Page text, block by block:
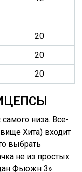
20
20
20
низа. Все-
Хита) входит
выбрать
не из простых.
Фьюжн 3».